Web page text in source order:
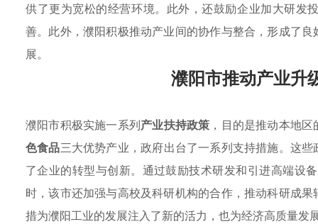
供了更为宽松的经营环境。此外，还鼓励企业加大研发
善。此外，濮阳积极推动产业间的协作与整合，形成了
展。
濮阳市推动产业升
濮阳市积极实施一系列产业扶持政策 ，目的是推动本地
色食品三大优势产业，政府出台了一系列支持措施。这
了企业的转型与创新。通过鼓励技术研发和引进高端设
时，该市还加强与高校及科研机构的合作，推动科研成
措为濮阳工业的发展注入了新的活力，也为经济高质量发